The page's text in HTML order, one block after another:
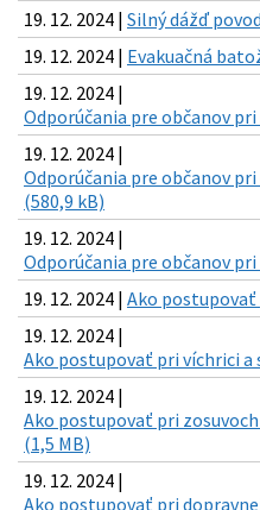
19. 12. 2024 | Silný dážď
19. 12. 2024 | Evakuačná
19. 12. 2024 |
Odporúčania pre občanov
19. 12. 2024 |
Odporúčania pre občanov
(580,9 kB)
19. 12. 2024 |
Odporúčania pre občanov
19. 12. 2024 | Ako postupovať
19. 12. 2024 |
Ako postupovať pri víchrici a
19. 12. 2024 |
Ako postupovať pri
(1,5 MB)
19. 12. 2024 |
Ako postupovať pri